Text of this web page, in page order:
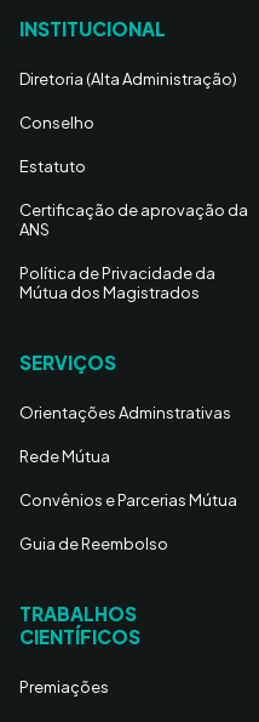
INSTITUCIONAL
Diretoria (Alta Administração)
Conselho
Estatuto
Certificação de aprovação da
ANS
Política de Privacidade da
Mútua dos Magistrados
SERVIÇOS
Orientações Adminstrativas
Rede Mútua
Convênios e Parcerias Mútua
Guia de Reembolso
TRABALHOS
CIENTÍFICOS
Premiações